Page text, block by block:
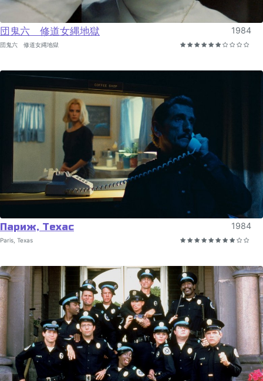
団鬼六 修道女縄地獄 1984
団鬼六 修道女縄地獄
Париж, Техас 1984
Paris, Texas